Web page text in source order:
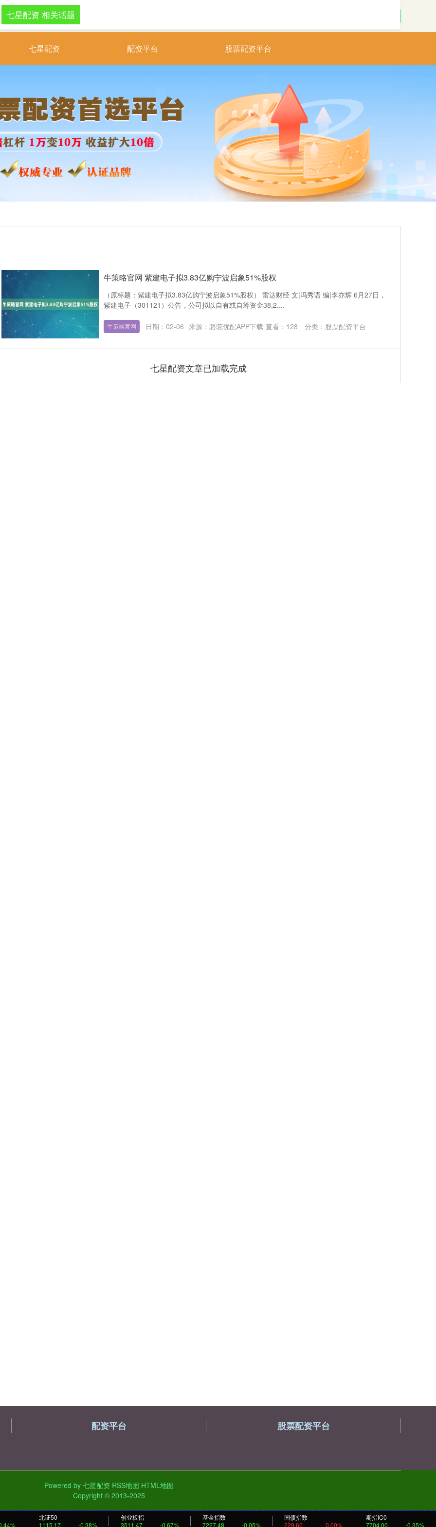
七星配资 配资平台 股票配资平台
七星配资 相关话题
牛策略官网 紫建电子拟3.83亿购宁波启象51%股权
（原标题：紫建电子拟3.83亿购宁波启象51%股权） 雷达财经 文|冯秀语 编|李亦辉 6月27日，
紫建电子（301121）公告，公司拟以自有或自筹资金38,2....
牛策略官网 日期：02-06 来源：骆驼优配APP下载 查看： 128 分类： 股票配资平台
七星配资文章已加载完成
北证50
1115.17
-0.38%
创业板指
3511.47
-0.67%
基金指数
7227.48
-0.05%
国债指数
229.60
0.00%
期指IC0
7704.00
-0.35%
配资平台 股票配资平台
Powered by 七星配资 RSS地图 HTML地图
Copyright © 2013-2025